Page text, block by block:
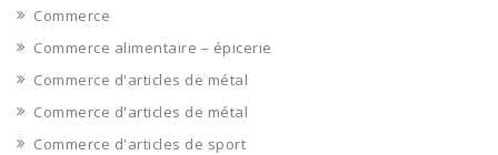
Commerce
Commerce alimentaire – épicerie
Commerce d'articles de métal
Commerce d'articles de métal
Commerce d'articles de sport